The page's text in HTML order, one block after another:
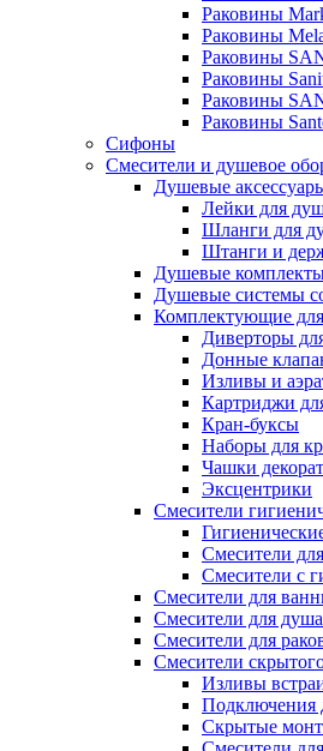
Раковины
Раковины
Раковины
Раковины
Раковины
Раковины
Сифоны
Смесители и душевое
Душевые
Лейки для
Шланги для
Штанги и
Душевые комплекты
Душевые системы
Комплектующие для
Диверторы
Донные
Изливы и
Картриджи
Кран-буксы
Наборы для
Чашки
Эксцентрики
Смесители
Смесители
Смесители с
Смесители для
Смесители для
Смесители для
Смесители
Изливы
Подключения
Скрытые